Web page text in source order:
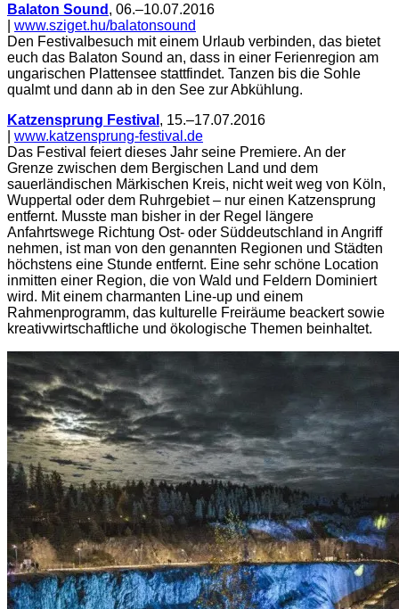
Balaton Sound , 06.–10.07.2016
www.sziget.hu/balatonsound
Den Festivalbesuch mit einem Urlaub verbinden, das bietet
euch das Balaton Sound an, dass in einer Ferienregion am
ungarischen Plattensee stattfindet. Tanzen bis die Sohle
qualmt und dann ab in den See zur Abkühlung.
Katzensprung Festival , 15.–17.07.2016
www.katzensprung-festival.de
Das Festival feiert dieses Jahr seine Premiere. An der
Grenze zwischen dem Bergischen Land und dem
sauerländischen Märkischen Kreis, nicht weit weg von Köln,
Wuppertal oder dem Ruhrgebiet – nur einen Katzensprung
entfernt. Musste man bisher in der Regel längere
Anfahrtswege Richtung Ost- oder Süddeutschland in Angriff
nehmen, ist man von den genannten Regionen und Städten
höchstens eine Stunde entfernt. Eine sehr schöne Location
inmitten einer Region, die von Wald und Feldern Dominiert
wird. Mit einem charmanten Line-up und einem
Rahmenprogramm, das kulturelle Freiräume beackert sowie
kreativwirtschaftliche und ökologische Themen beinhaltet.